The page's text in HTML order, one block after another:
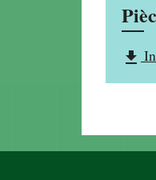
file_download